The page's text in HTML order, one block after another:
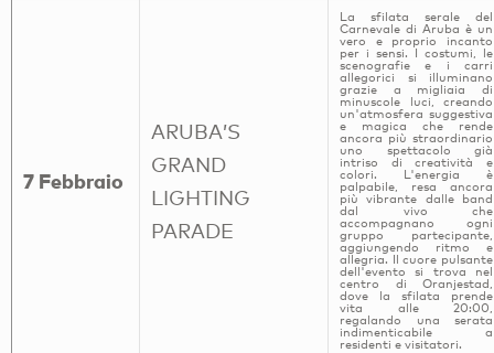
7 Febbraio
ARUBA’S
GRAND
LIGHTING
PARADE
La sfilata serale del
Carnevale di Aruba è un
vero e proprio incanto
per i sensi. I costumi, le
scenografie e i carri
allegorici si illuminano
grazie a migliaia di
minuscole luci, creando
un'atmosfera suggestiva
e magica che rende
ancora più straordinario
uno spettacolo già
intriso di creatività e
colori. L'energia è
palpabile, resa ancora
più vibrante dalle band
dal vivo che
accompagnano ogni
gruppo partecipante,
aggiungendo ritmo e
allegria. Il cuore pulsante
dell'evento si trova nel
centro di Oranjestad,
dove la sfilata prende
vita alle 20:00,
regalando una serata
indimenticabile a
residenti e visitatori.